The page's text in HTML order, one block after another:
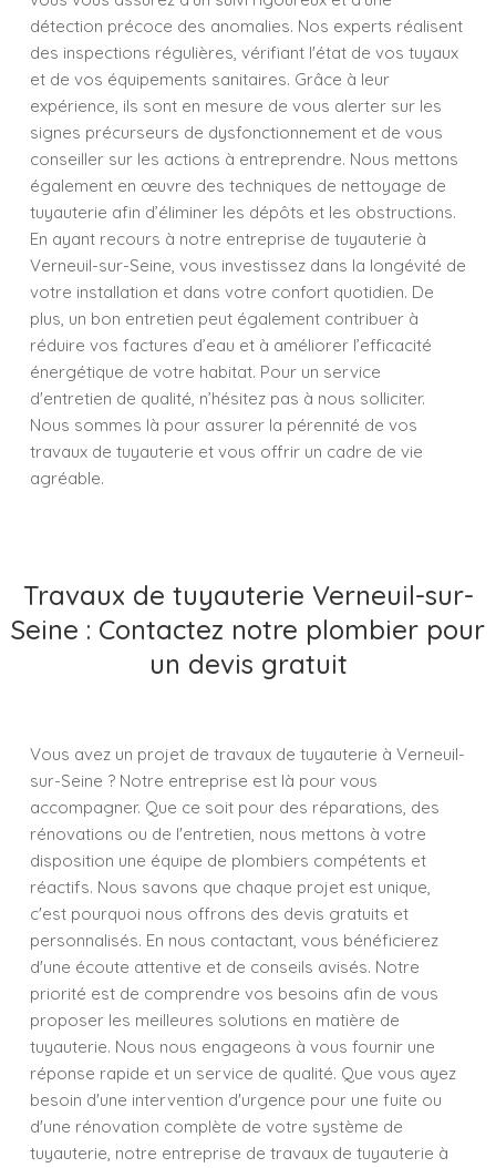
détection précoce des anomalies. Nos experts réalisent
des inspections régulières, vérifiant l'état de vos tuyaux
et de vos équipements sanitaires. Grâce à leur
expérience, ils sont en mesure de vous alerter sur les
signes précurseurs de dysfonctionnement et de vous
conseiller sur les actions à entreprendre. Nous mettons
également en œuvre des techniques de nettoyage de
tuyauterie afin d’éliminer les dépôts et les obstructions.
En ayant recours à notre entreprise de tuyauterie à
Verneuil-sur-Seine, vous investissez dans la longévité de
votre installation et dans votre confort quotidien. De
plus, un bon entretien peut également contribuer à
réduire vos factures d’eau et à améliorer l’efficacité
énergétique de votre habitat. Pour un service
d'entretien de qualité, n’hésitez pas à nous solliciter.
Nous sommes là pour assurer la pérennité de vos
travaux de tuyauterie et vous offrir un cadre de vie
agréable.
Travaux de tuyauterie Verneuil-sur-
Seine : Contactez notre plombier pour
un devis gratuit
Vous avez un projet de travaux de tuyauterie à Verneuil-
sur-Seine ? Notre entreprise est là pour vous
accompagner. Que ce soit pour des réparations, des
rénovations ou de l'entretien, nous mettons à votre
disposition une équipe de plombiers compétents et
réactifs. Nous savons que chaque projet est unique,
c'est pourquoi nous offrons des devis gratuits et
personnalisés. En nous contactant, vous bénéficierez
d'une écoute attentive et de conseils avisés. Notre
priorité est de comprendre vos besoins afin de vous
proposer les meilleures solutions en matière de
tuyauterie. Nous nous engageons à vous fournir une
réponse rapide et un service de qualité. Que vous ayez
besoin d'une intervention d'urgence pour une fuite ou
d'une rénovation complète de votre système de
tuyauterie, notre entreprise de travaux de tuyauterie à